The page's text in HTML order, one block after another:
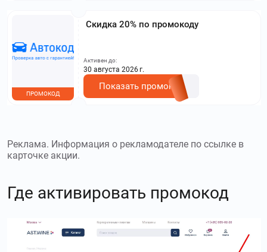
Скидка 20% по промокоду
ПРОМОКОД
Активен до:
30 августа 2026 г.
Показать промокод
Реклама. Информация о рекламодателе по ссылке в
карточке акции.
Где активировать промокод